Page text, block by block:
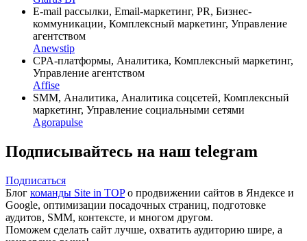
E-mail рассылки, Email-маркетинг, PR, Бизнес-
коммуникации, Комплексный маркетинг, Управление
агентством
Anewstip
CPA-платформы, Аналитика, Комплексный маркетинг,
Управление агентством
Affise
SMM, Аналитика, Аналитика соцсетей, Комплексный
маркетинг, Управление социальными сетями
Agorapulse
Подписывайтесь на наш telegram
Подписаться
Блог команды Site in TOPо продвижении сайтов в Яндексе и
Google, оптимизации посадочных страниц, подготовке
аудитов, SMM, контексте, и многом другом.
Поможем сделать сайт лучше, охватить аудиторию шире, а